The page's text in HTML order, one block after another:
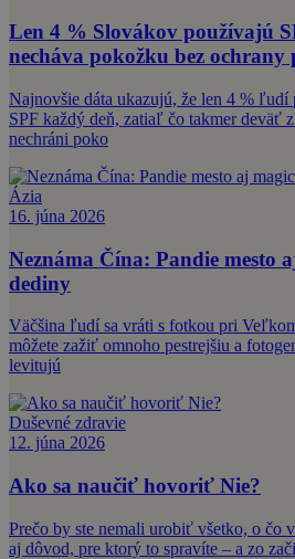
Len 4 % Slovákov používajú
necháva pokožku bez ochrany
Najnovšie dáta ukazujú, že len 4 %
SPF každý deň, zatiaľ čo takmer deväť
nechráni poko
Ázia
16. júna 2026
Neznáma Čína: Pandie mesto
dediny
Väčšina ľudí sa vráti s fotkou pri
môžete zažiť omnoho pestrejšiu a
levitujú
Duševné zdravie
12. júna 2026
Ako sa naučiť hovoriť Nie?
Prečo by ste nemali urobiť všetko, o čo
aj dôvod, pre ktorý to spravíte – a zo